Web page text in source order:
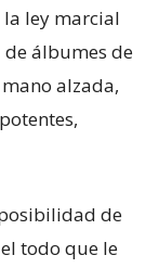
ley marcial
álbumes de
alzada,
de
todo que le